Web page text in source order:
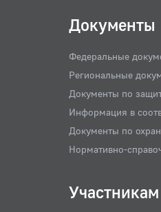
Документы
Федеральные
Региональные
Документы по
Информация в
Документы по
Нормативно-